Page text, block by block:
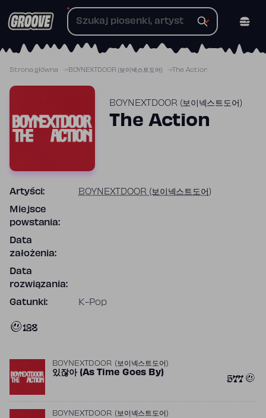
do
Strona główna BOYNEXTDOOR (보이넥스트도어) The Action
BOYNEXTDOOR (보이넥스트도어)
The Action
Artyści: BOYNEXTDOOR (보이넥스트도어)
Miejsce
powstania:
Data
założenia:
Data
rozwiązania:
Gatunki: K-Pop
128
BOYNEXTDOOR (보이넥스트도어)
있잖아 (As Time Goes By) 577
BOYNEXTDOOR (보이넥스트도어)